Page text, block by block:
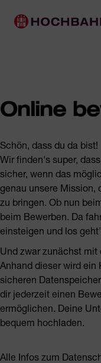
Hauptnavigation
Online
Schön, dass du da bist!
Wir finden's super,
sicher, wenn das
genau unsere Mission,
zu bringen. Ob nun
beim Bewerben. Da
einsteigen und los
Und zwar zunächst mit
Anhand dieser wird ein
sicheren
dir jederzeit einen
ermöglichen. Deine
bequem hochladen.
Alle Infos zum